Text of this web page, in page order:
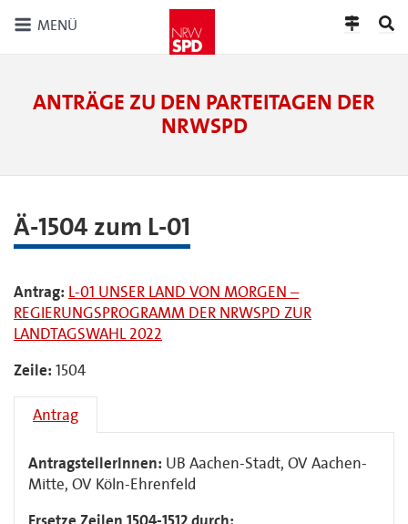
MENÜ
ANTRÄGE ZU DEN PARTEITAGEN DER
NRWSPD
Ä-1504 zum L-01
Antrag: L-01 UNSER LAND VON MORGEN –
REGIERUNGSPROGRAMM DER NRWSPD ZUR
LANDTAGSWAHL 2022
Zeile: 1504
Antrag
AntragstellerInnen: UB Aachen-Stadt, OV Aachen-
Mitte, OV Köln-Ehrenfeld